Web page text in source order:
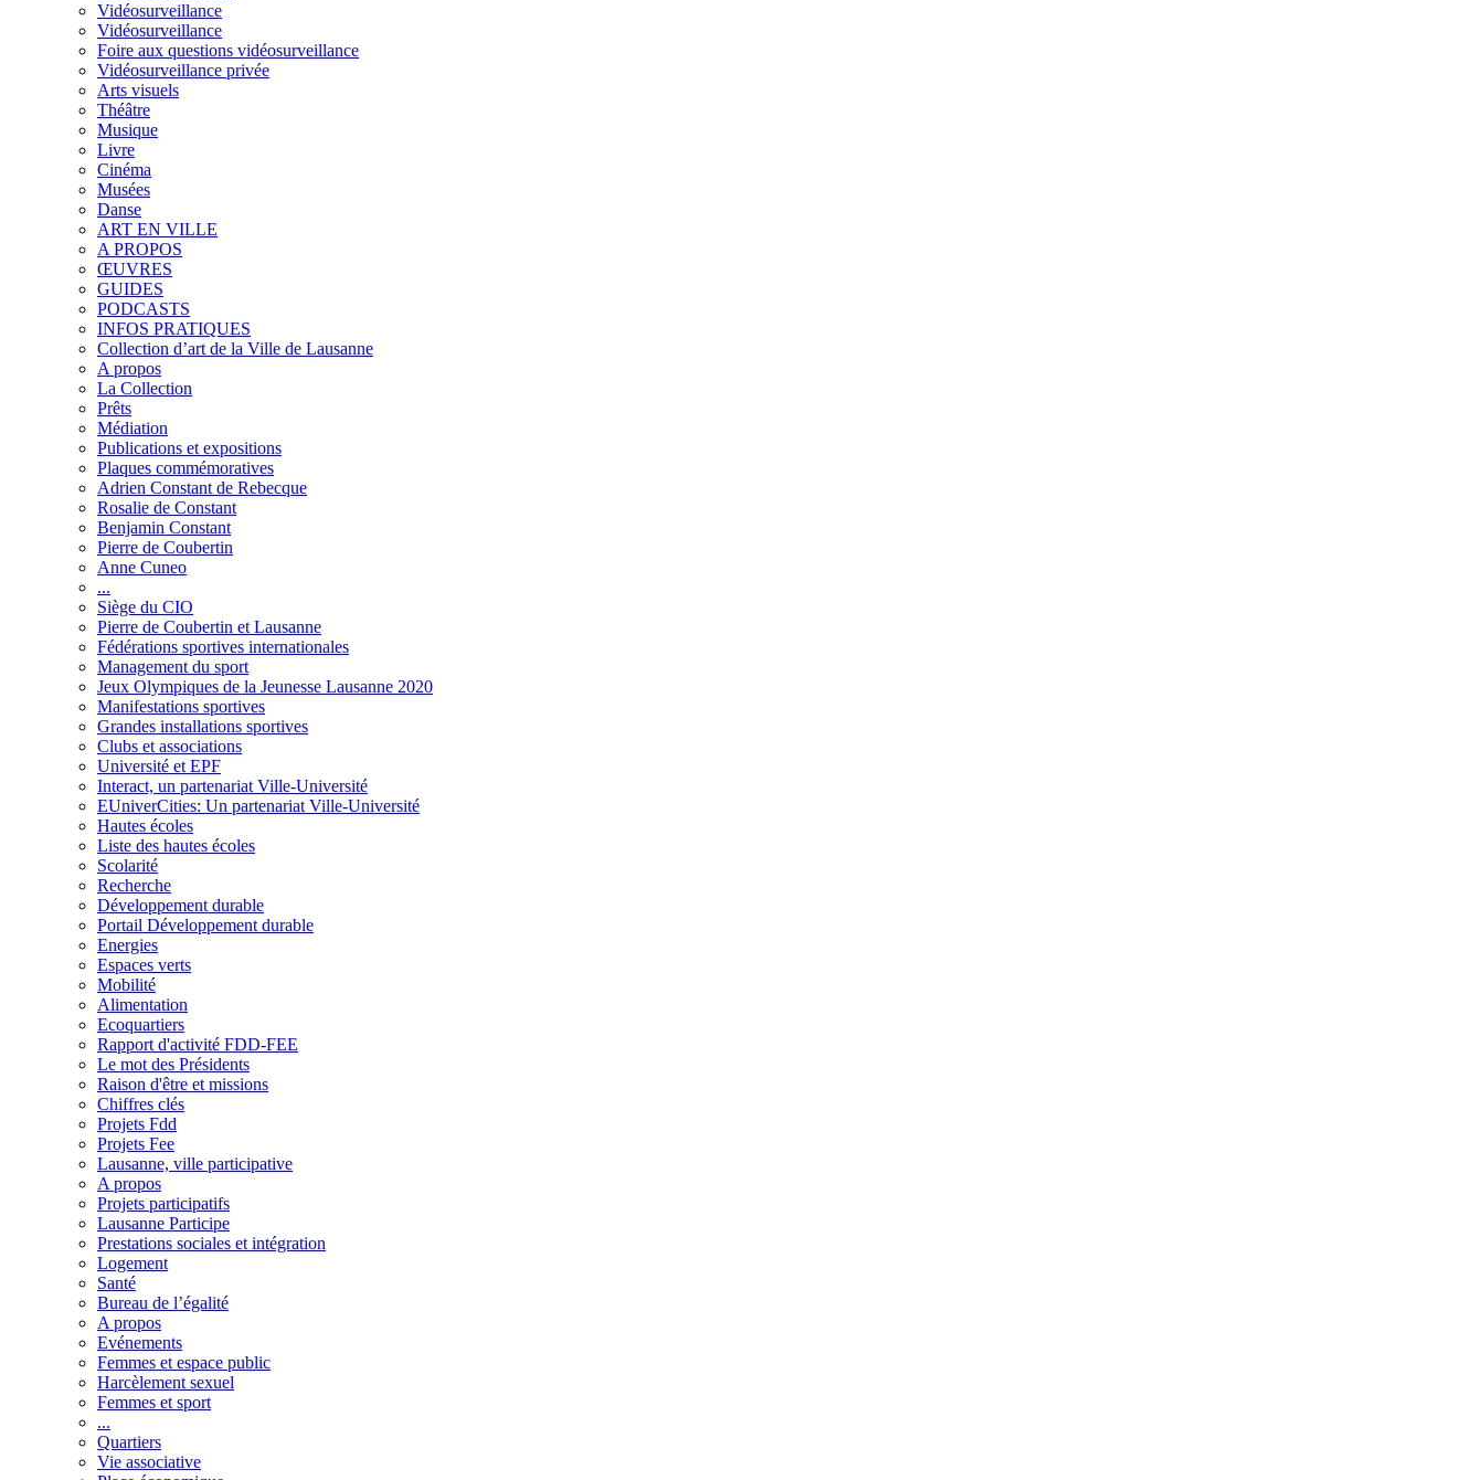
Vidéosurveillance
Vidéosurveillance
Foire aux questions vidéosurveillance
Vidéosurveillance privée
Arts visuels
Théâtre
Musique
Livre
Cinéma
Musées
Danse
ART EN VILLE
A PROPOS
ŒUVRES
GUIDES
PODCASTS
INFOS PRATIQUES
Collection d’art de la Ville de Lausanne
A propos
La Collection
Prêts
Médiation
Publications et expositions
Plaques commémoratives
Adrien Constant de Rebecque
Rosalie de Constant
Benjamin Constant
Pierre de Coubertin
Anne Cuneo
...
Siège du CIO
Pierre de Coubertin et Lausanne
Fédérations sportives internationales
Management du sport
Jeux Olympiques de la Jeunesse Lausanne 2020
Manifestations sportives
Grandes installations sportives
Clubs et associations
Université et EPF
Interact, un partenariat Ville-Université
EUniverCities: Un partenariat Ville-Université
Hautes écoles
Liste des hautes écoles
Scolarité
Recherche
Développement durable
Portail Développement durable
Energies
Espaces verts
Mobilité
Alimentation
Ecoquartiers
Rapport d'activité FDD-FEE
Le mot des Présidents
Raison d'être et missions
Chiffres clés
Projets Fdd
Projets Fee
Lausanne, ville participative
A propos
Projets participatifs
Lausanne Participe
Prestations sociales et intégration
Logement
Santé
Bureau de l’égalité
A propos
Evénements
Femmes et espace public
Harcèlement sexuel
Femmes et sport
...
Quartiers
Vie associative